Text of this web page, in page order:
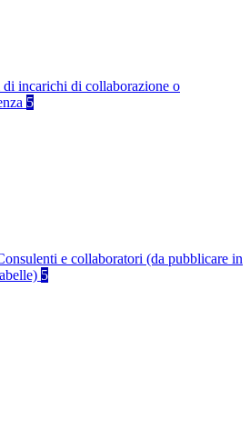
incarichi di collaborazione o
5
e collaboratori (da pubblicare in
5